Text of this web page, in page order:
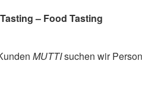
– Food Tasting
MUTTIsuchen wir